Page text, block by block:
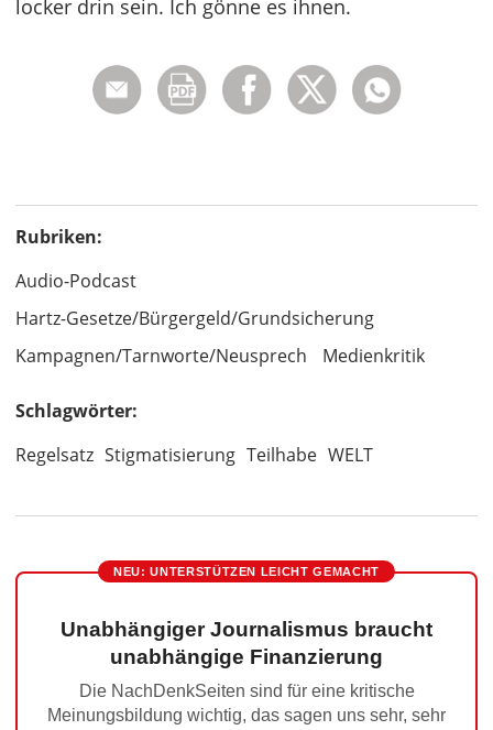
locker drin sein. Ich gönne es ihnen.
Rubriken:
Audio-Podcast
Hartz-Gesetze/Bürgergeld/Grundsicherung
Kampagnen/Tarnworte/Neusprech
Medienkritik
Schlagwörter:
Regelsatz Stigmatisierung Teilhabe WELT
NEU: UNTERSTÜTZEN LEICHT GEMACHT
Unabhängiger Journalismus braucht
unabhängige Finanzierung
Die NachDenkSeiten sind für eine kritische
Meinungsbildung wichtig, das sagen uns sehr, sehr